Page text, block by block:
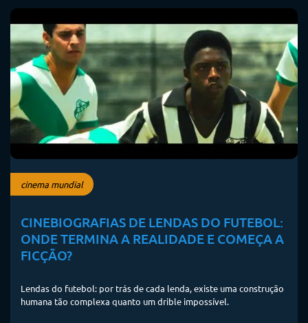
cinema mundial
CINEBIOGRAFIAS DE LENDAS DO FUTEBOL:
ONDE TERMINA A REALIDADE E COMEÇA A
FICÇÃO?
Lendas do futebol: por trás de cada lenda, existe uma construção
humana tão complexa quanto um drible impossível.